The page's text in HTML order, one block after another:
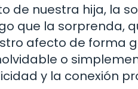
de nuestra hija, la
que la sorprenda,
afecto de forma
o
y la conexión